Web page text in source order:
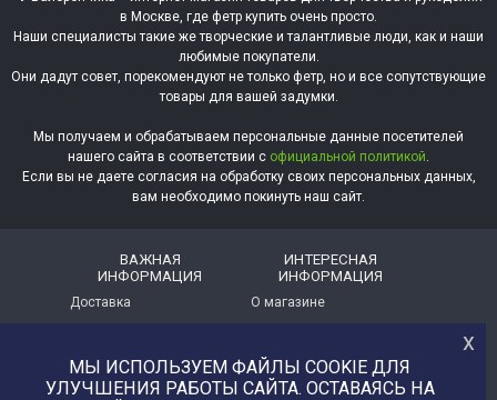
в Москве, где фетр купить очень просто.
Наши специалисты такие же творческие и талантливые люди, как и наши
любимые покупатели.
Они дадут совет, порекомендуют не только фетр, но и все сопутствующие
товары для вашей задумки.
Мы получаем и обрабатываем персональные данные посетителей
нашего сайта в соответствии с официальной политикой.
Если вы не даете согласия на обработку своих персональных данных,
вам необходимо покинуть наш сайт.
ВАЖНАЯ
ИНФОРМАЦИЯ
Доставка
Помощь
ИНТЕРЕСНАЯ
ИНФОРМАЦИЯ
О магазине
Отзывы о магазине
х
МЫ ИСПОЛЬЗУЕМ ФАЙЛЫ COOKIE ДЛЯ
УЛУЧШЕНИЯ РАБОТЫ САЙТА. ОСТАВАЯСЬ НА